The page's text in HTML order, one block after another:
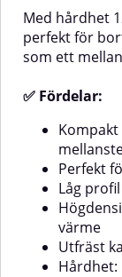
värmeUtfräst kant
vid kanter och
12 | Avverkning:
endast på sval yta
regelbundet under
bibehålla jämn
Tips:Använd
ettstegspolermedel
och effektiv finish
ytor. Rengör
hålla den fri från
Med hårdhet
perfekt för
som ett
✅ Fördelar:
Perfekt
Låg
värme
Utfräst
Hårdhet: